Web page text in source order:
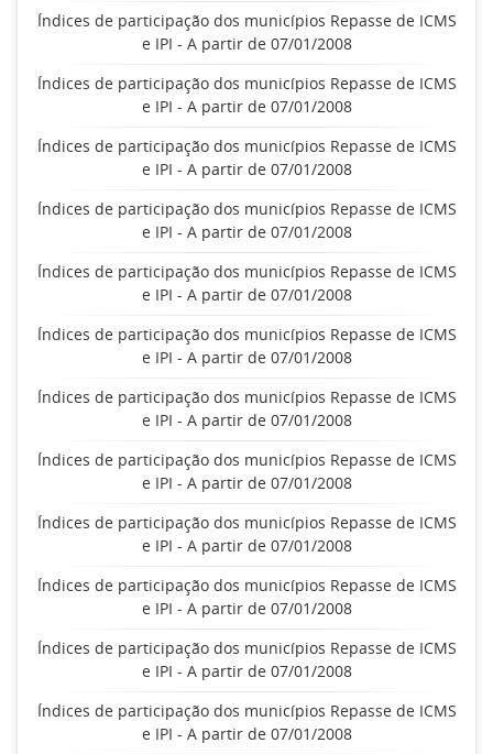
Índices de participação dos municípios Repasse de ICMS
e IPI - A partir de 07/01/2008
Índices de participação dos municípios Repasse de ICMS
e IPI - A partir de 07/01/2008
Índices de participação dos municípios Repasse de ICMS
e IPI - A partir de 07/01/2008
Índices de participação dos municípios Repasse de ICMS
e IPI - A partir de 07/01/2008
Índices de participação dos municípios Repasse de ICMS
e IPI - A partir de 07/01/2008
Índices de participação dos municípios Repasse de ICMS
e IPI - A partir de 07/01/2008
Índices de participação dos municípios Repasse de ICMS
e IPI - A partir de 07/01/2008
Índices de participação dos municípios Repasse de ICMS
e IPI - A partir de 07/01/2008
Índices de participação dos municípios Repasse de ICMS
e IPI - A partir de 07/01/2008
Índices de participação dos municípios Repasse de ICMS
e IPI - A partir de 07/01/2008
Índices de participação dos municípios Repasse de ICMS
e IPI - A partir de 07/01/2008
Índices de participação dos municípios Repasse de ICMS
e IPI - A partir de 07/01/2008